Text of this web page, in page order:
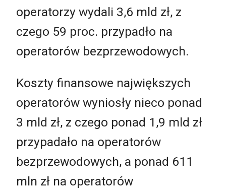
operatorzy wydali 3,6 mld zł, z
czego 59 proc. przypadło na
operatorów bezprzewodowych.
Koszty finansowe największych
operatorów wyniosły nieco ponad
3 mld zł, z czego ponad 1,9 mld zł
przypadało na operatorów
bezprzewodowych, a ponad 611
mln zł na operatorów